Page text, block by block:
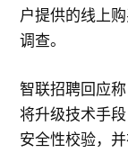
户提供的线上
调查。
智联招聘回应
将升级技术手
安全性校验，